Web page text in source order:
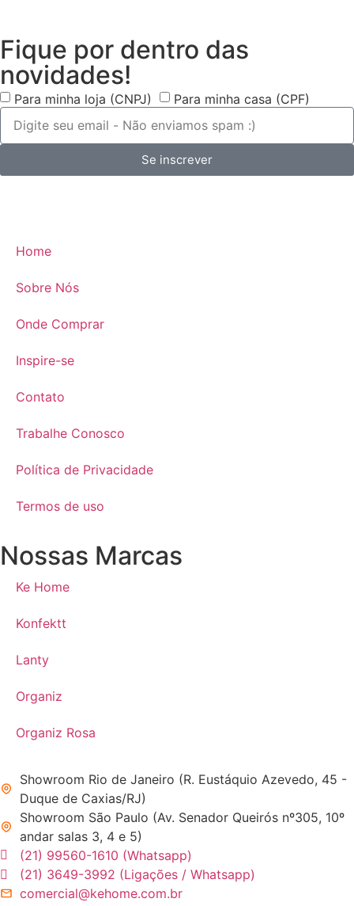
Fique por dentro das
novidades!
Para minha loja (CNPJ) Para minha casa (CPF)
Se inscrever
Home
Sobre Nós
Onde Comprar
Inspire-se
Contato
Trabalhe Conosco
Política de Privacidade
Termos de uso
Nossas Marcas
Ke Home
Konfektt
Lanty
Organiz
Organiz Rosa
Showroom Rio de Janeiro (R. Eustáquio Azevedo, 45 -
Duque de Caxias/RJ)
Showroom São Paulo (Av. Senador Queirós nº305, 10º
andar salas 3, 4 e 5)
(21) 99560-1610 (Whatsapp)
(21) 3649-3992 (Ligações / Whatsapp)
comercial@kehome.com.br